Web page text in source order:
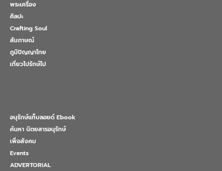
พระเครื่อง
ศิลปะ
Crafting Soul
สัมภาษณ์
ภูมิปัญญาไทย
เที่ยวไปรักษ์ไป
อนุรักษ์แท็บลอยด์ Ebook
ค้นหา นิตยสารอนุรักษ์
เพื่อสังคม
Events
ADVERTORIAL